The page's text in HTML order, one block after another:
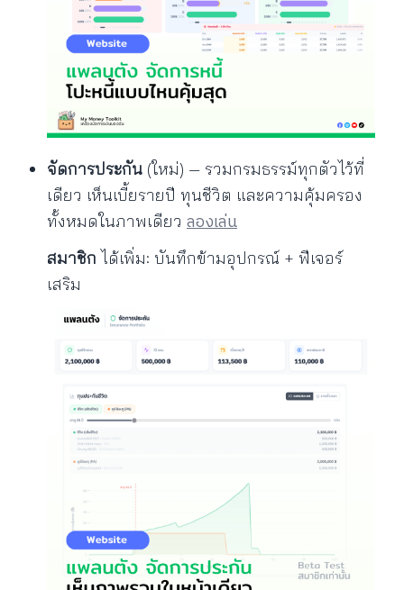
จัดการประกัน (ใหม่) — รวมกรมธรรม์ทุกตัวไว้ที่
เดียว เห็นเบี้ยรายปี ทุนชีวิต และความคุ้มครอง
ทั้งหมดในภาพเดียว ลองเล่น
สมาชิก ได้เพิ่ม: บันทึกข้ามอุปกรณ์ + ฟีเจอร์
เสริม